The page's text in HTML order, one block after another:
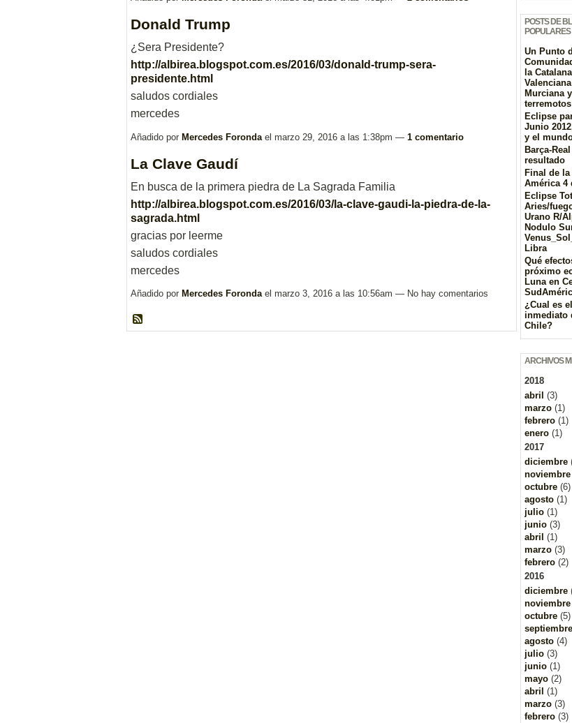
Donald Trump
¿Sera Presidente?
http://albirea.blogspot.com.es/2016/03/donald-trump-sera-
presidente.html
saludos cordiales
mercedes
Añadido por Mercedes Foronda el marzo 29, 2016 a las 1:38pm — 1 comentario
La Clave Gaudí
En busca de la primera piedra de La Sagrada Familia
http://albirea.blogspot.com.es/2016/03/la-clave-gaudi-la-piedra-de-la-
sagrada.html
gracias por leerme
saludos cordiales
mercedes
Añadido por Mercedes Forondael marzo 3, 2016 a las 10:56am — No hay comentarios
POSTS DE
POPULARES
Un Punto
la
Murciana
terremotos
Eclipse
Junio
y el
Barça-
resultado
Final de
América 4
Eclipse
Aries/
Urano R/
Nodulo
Libra
Qué
próximo
Luna en
¿Cual es
inmediato
Chile?
ARCHIVOS
2018
abril (3)
marzo (1)
febrero (1)
enero (1)
2017
diciembre
noviembre
octubre (6)
agosto (1)
julio (1)
junio (3)
abril (1)
marzo (3)
febrero (2)
2016
diciembre
noviembre
octubre (5)
septiembre
agosto (4)
julio (3)
junio (1)
mayo (2)
abril (1)
marzo (3)
febrero (3)